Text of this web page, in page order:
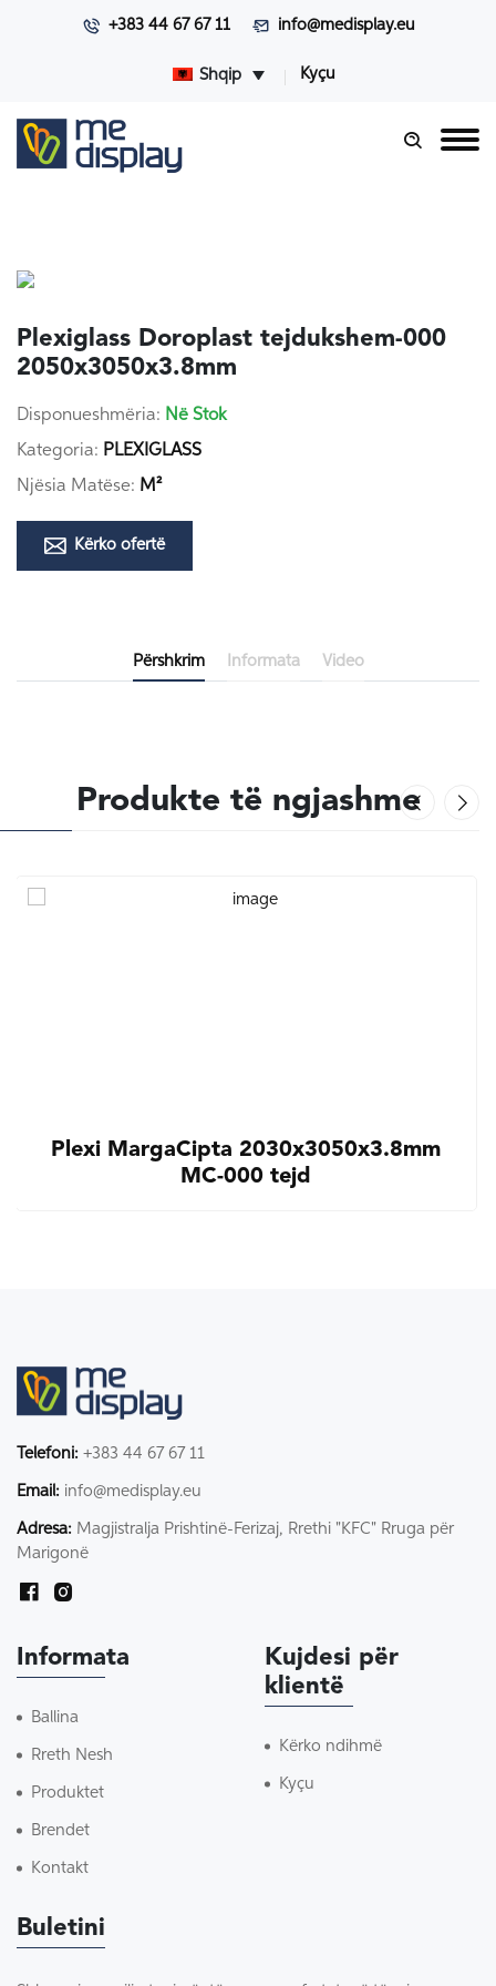
+383 44 67 67 11 info@medisplay.eu
Shqip Kyçu
Plexiglass Doroplast tejdukshem-000
2050x3050x3.8mm
Disponueshmëria: Në Stok
Kategoria: PLEXIGLASS
Njësia Matëse: M²
Kërko ofertë
Përshkrim Informata Video
Produkte të ngjashme
Plexi MargaCipta 2030x3050x3.8mm
MC-000 tejd
Telefoni: +383 44 67 67 11
Email: info@medisplay.eu
Adresa: Magjistralja Prishtinë-Ferizaj, Rrethi "KFC" Rruga për
Marigonë
Informata
Ballina
Rreth Nesh
Produktet
Brendet
Kontakt
Kujdesi për
klientë
Kërko ndihmë
Kyçu
Buletini